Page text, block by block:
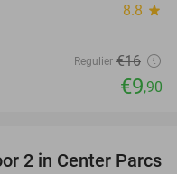
8.8 star
Regulier €16
€9,90
17%
2 in Center Parcs